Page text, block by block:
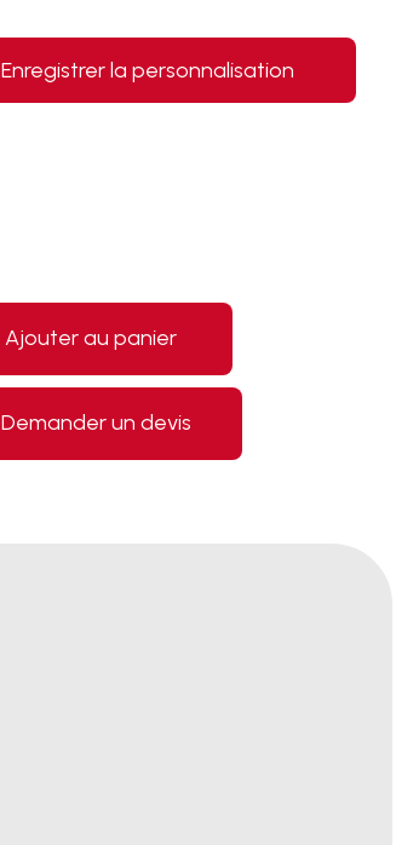
Enregistrer la personnalisation
Ajouter au panier
Demander un devis